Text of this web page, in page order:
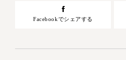
Facebookでシェアする